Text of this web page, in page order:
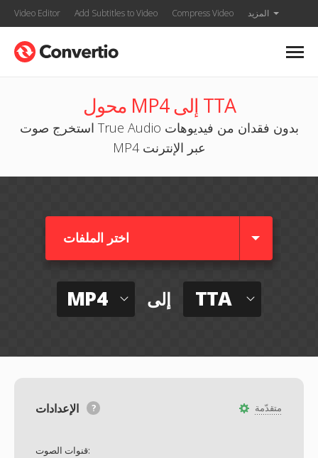
Video Editor Add Subtitles to Video Compress Video المزيد
محول MP4 إلى TTA
استخرج صوت True Audio بدون فقدان من فيديوهات
MP4 عبر الإنترنت
اختر الملفات
MP4 إلى TTA
متقدّمة
قنوات الصوت: